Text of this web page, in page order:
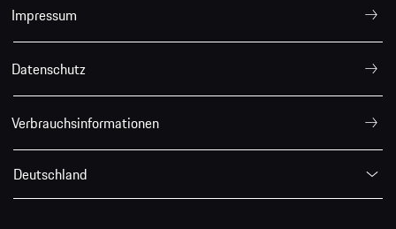
Impressum
Datenschutz
Verbrauchsinformationen
Deutschland